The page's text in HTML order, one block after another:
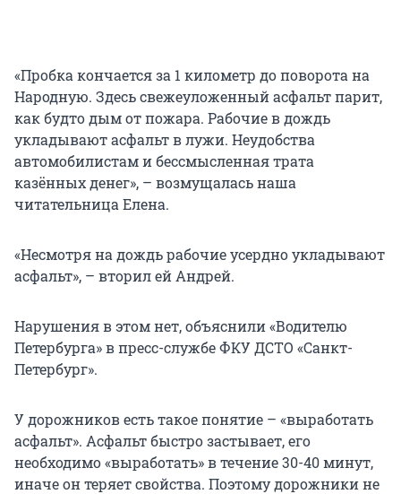
«Пробка кончается за 1 километр до поворота на
Народную. Здесь свежеуложенный асфальт парит,
как будто дым от пожара. Рабочие в дождь
укладывают асфальт в лужи. Неудобства
автомобилистам и бессмысленная трата
казённых денег», – возмущалась наша
читательница Елена.
«Несмотря на дождь рабочие усердно укладывают
асфальт», – вторил ей Андрей.
Нарушения в этом нет, объяснили «Водителю
Петербурга» в пресс-службе ФКУ ДСТО «Санкт-
Петербург».
У дорожников есть такое понятие – «выработать
асфальт». Асфальт быстро застывает, его
необходимо «выработать» в течение 30-40 минут,
иначе он теряет свойства. Поэтому дорожники не